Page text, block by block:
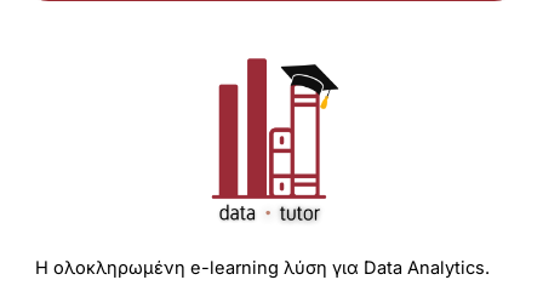
Η ολοκληρωμένη e-learning λύση για Data Analytics.